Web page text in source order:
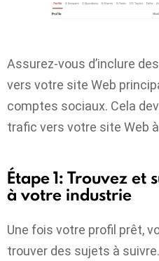
Assurez-vous d’inclure
vers votre site Web
comptes sociaux. Cela
trafic vers votre site Web
Étape 1:Trouvez et
à votre industrie
Une fois votre profil prêt,
trouver des sujets à